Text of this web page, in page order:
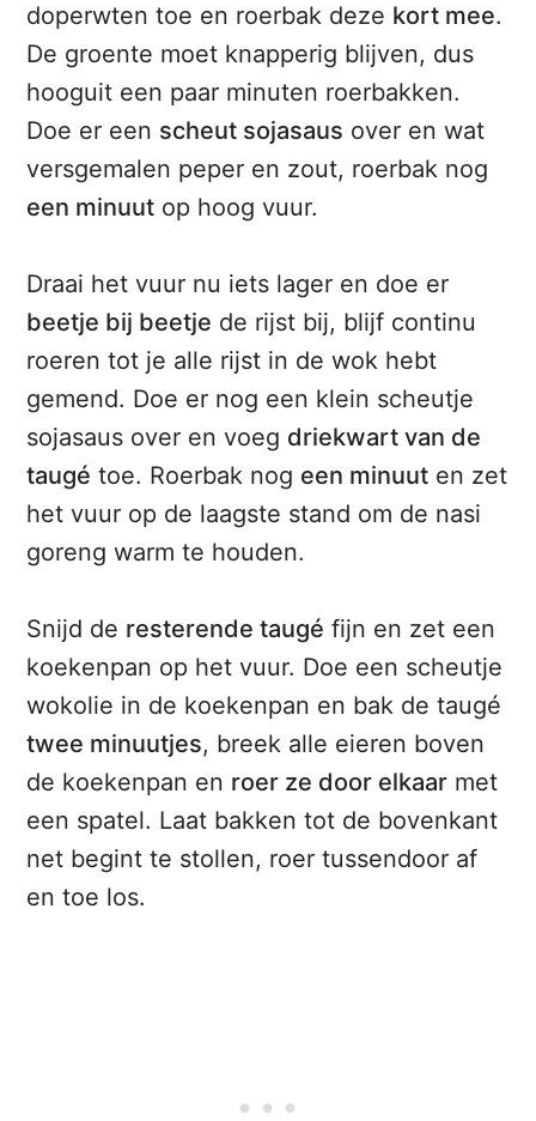
doperwten toe en roerbak deze kort mee.
De groente moet knapperig blijven, dus
hooguit een paar minuten roerbakken.
Doe er een scheut sojasaus over en wat
versgemalen peper en zout, roerbak nog
een minuut op hoog vuur.
Draai het vuur nu iets lager en doe er
beetje bij beetje de rijst bij, blijf continu
roeren tot je alle rijst in de wok hebt
gemend. Doe er nog een klein scheutje
sojasaus over en voeg driekwart van de
taugé toe. Roerbak nog een minuut en zet
het vuur op de laagste stand om de nasi
goreng warm te houden.
Snijd de resterende taugé fijn en zet een
koekenpan op het vuur. Doe een scheutje
wokolie in de koekenpan en bak de taugé
twee minuutjes, breek alle eieren boven
de koekenpan en roer ze door elkaar met
een spatel. Laat bakken tot de bovenkant
net begint te stollen, roer tussendoor af
en toe los.